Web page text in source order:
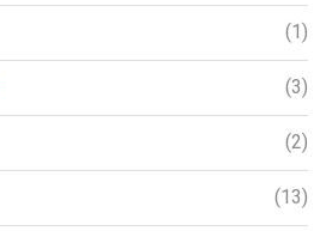
(1)
(3)
(2)
(13)